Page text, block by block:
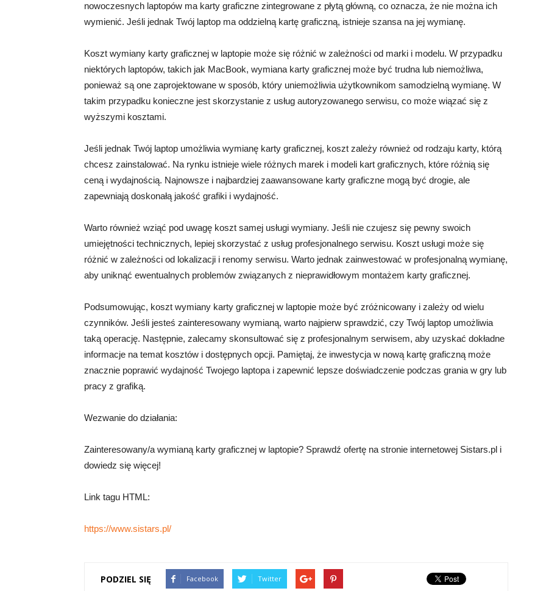
nowoczesnych laptopów ma karty graficzne zintegrowane z płytą główną, co oznacza, że nie można ich
wymienić. Jeśli jednak Twój laptop ma oddzielną kartę graficzną, istnieje szansa na jej wymianę.
Koszt wymiany karty graficznej w laptopie może się różnić w zależności od marki i modelu. W przypadku
niektórych laptopów, takich jak MacBook, wymiana karty graficznej może być trudna lub niemożliwa,
ponieważ są one zaprojektowane w sposób, który uniemożliwia użytkownikom samodzielną wymianę. W
takim przypadku konieczne jest skorzystanie z usług autoryzowanego serwisu, co może wiązać się z
wyższymi kosztami.
Jeśli jednak Twój laptop umożliwia wymianę karty graficznej, koszt zależy również od rodzaju karty, którą
chcesz zainstalować. Na rynku istnieje wiele różnych marek i modeli kart graficznych, które różnią się
ceną i wydajnością. Najnowsze i najbardziej zaawansowane karty graficzne mogą być drogie, ale
zapewniają doskonałą jakość grafiki i wydajność.
Warto również wziąć pod uwagę koszt samej usługi wymiany. Jeśli nie czujesz się pewny swoich
umiejętności technicznych, lepiej skorzystać z usług profesjonalnego serwisu. Koszt usługi może się
różnić w zależności od lokalizacji i renomy serwisu. Warto jednak zainwestować w profesjonalną wymianę,
aby uniknąć ewentualnych problemów związanych z nieprawidłowym montażem karty graficznej.
Podsumowując, koszt wymiany karty graficznej w laptopie może być zróżnicowany i zależy od wielu
czynników. Jeśli jesteś zainteresowany wymianą, warto najpierw sprawdzić, czy Twój laptop umożliwia
taką operację. Następnie, zalecamy skonsultować się z profesjonalnym serwisem, aby uzyskać dokładne
informacje na temat kosztów i dostępnych opcji. Pamiętaj, że inwestycja w nową kartę graficzną może
znacznie poprawić wydajność Twojego laptopa i zapewnić lepsze doświadczenie podczas grania w gry lub
pracy z grafiką.
Wezwanie do działania:
Zainteresowany/a wymianą karty graficznej w laptopie? Sprawdź ofertę na stronie internetowej Sistars.pl i
dowiedz się więcej!
Link tagu HTML:
https://www.sistars.pl/
PODZIEL SIĘ Facebook Twitter